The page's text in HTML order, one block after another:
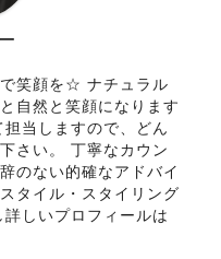
で笑顔を☆ ナチュラル
自然と笑顔になります
当しますので、どん
さい。 丁寧なカウン
のない的確なアドバイ
タイル・スタイリング
しいプロフィールは
様スタイル
予約について
・クーポン